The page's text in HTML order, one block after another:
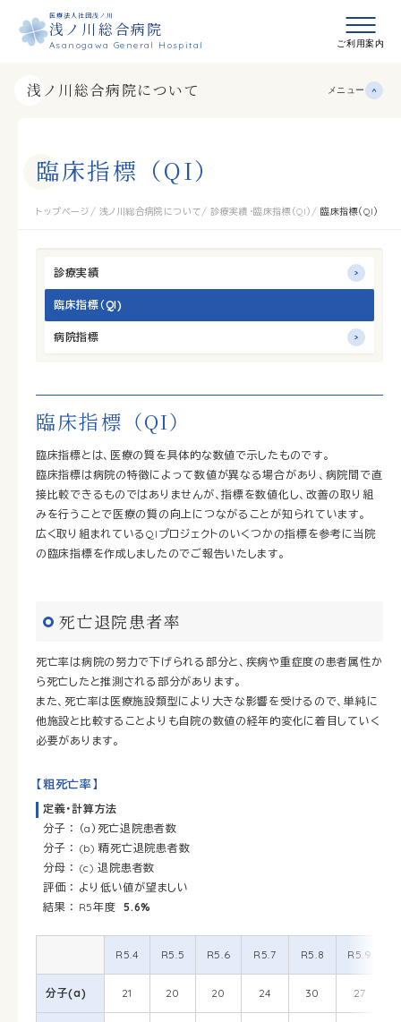
メニュ
ご利用案内
医療法人社団浅ノ川
浅ノ川総合病院
Asanogawa General Hospital
浅ノ川総合病院について メニュー
臨床指標 （QI）
トップページ 浅ノ川総合病院について 診療実績・臨床指標（QI） 臨床指標（QI）
診療実績
臨床指標（QI)
病院指標
臨床指標（QI）
臨床指標とは、医療の質を具体的な数値で示したものです。
臨床指標は病院の特徴によって数値が異なる場合があり、病院間で直
接比較できるものではありませんが、指標を数値化し、改善の取り組
みを行うことで医療の質の向上につながることが知られています。
広く取り組まれているQIプロジェクトのいくつかの指標を参考に当院
の臨床指標を作成しましたのでご報告いたします。
死亡退院患者率
死亡率は病院の努力で下げられる部分と、疾病や重症度の患者属性か
ら死亡したと推測される部分があります。
また、死亡率は医療施設類型により大きな影響を受けるので、単純に
他施設と比較することよりも自院の数値の経年的変化に着目していく
必要があります。
【粗死亡率】
定義・計算方法
分子 ： （a）死亡退院患者数
分子 ： (b) 精死亡退院患者数
分母 ： (c) 退院患者数
評価 ： より低い値が望ましい
結果 ： R5年度5.6%
R5.4 R5.5 R5.6 R5.7 R5.8 R5.9
分子(a) 21 20 20 24 30 27